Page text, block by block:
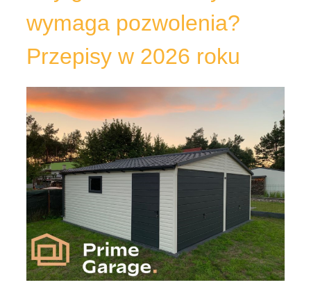
Jednym z najczęściej zadawanych pytań przez
osoby planujące zakup garażu jest kwestia
formalności. Wielu inwestorów chce wiedzieć, czy
garaż blaszany wymaga pozwolenia oraz jakie
przepisy obowiązują w 2026 roku.